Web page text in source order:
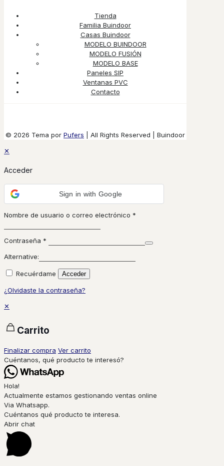
Tienda
Familia Buindoor
Casas Buindoor
MODELO BUINDOOR
MODELO FUSIÓN
MODELO BASE
Paneles SIP
Ventanas PVC
Contacto
© 2026 Tema por Pufers | All Rights Reserved | Buindoor
✕
Acceder
Sign in with Google
Nombre de usuario o correo electrónico *
Contraseña *
Alternative:
Recuérdame Acceder
¿Olvidaste la contraseña?
✕
Carrito
Finalizar compra Ver carrito
Cuéntanos, qué producto te interesó?
Hola!
Actualmente estamos gestionando ventas online
Via Whatsapp.
Cuéntanos qué producto te interesa.
Abrir chat